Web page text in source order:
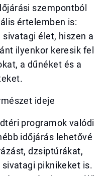
szempontból
értelemben is:
élet, hiszen a
ilyenkor keresik fel
a dűnéket és a
ideje
programok valódi
időjárás lehetővé
dzsiptúrákat,
piknikeket is.